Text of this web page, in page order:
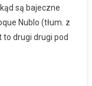
są bajeczne
Nublo (tłum. z
to drugi drugi pod